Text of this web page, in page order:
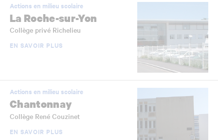
Actions en milieu scolaire
La Roche-sur-Yon
Collège privé Richelieu
EN SAVOIR PLUS
Actions en milieu scolaire
Chantonnay
Collège René Couzinet
EN SAVOIR PLUS